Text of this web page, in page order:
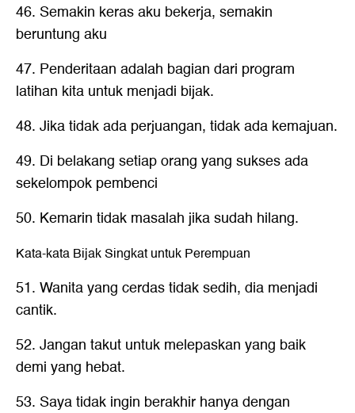
46. Semakin keras aku bekerja, semakin
beruntung aku
47. Penderitaan adalah bagian dari program
latihan kita untuk menjadi bijak.
48. Jika tidak ada perjuangan, tidak ada kemajuan.
49. Di belakang setiap orang yang sukses ada
sekelompok pembenci
50. Kemarin tidak masalah jika sudah hilang.
Kata-kata Bijak Singkat untuk Perempuan
51. Wanita yang cerdas tidak sedih, dia menjadi
cantik.
52. Jangan takut untuk melepaskan yang baik
demi yang hebat.
53. Saya tidak ingin berakhir hanya dengan